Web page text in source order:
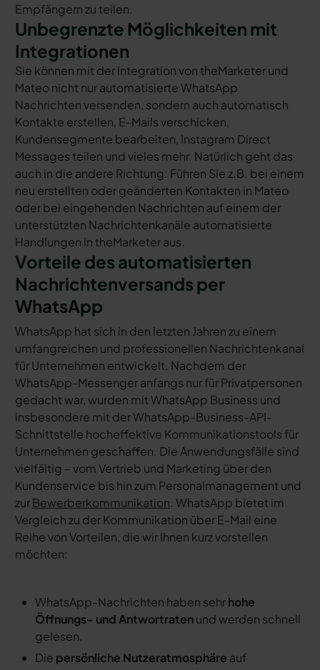
Empfängern zu teilen.
Unbegrenzte Möglichkeiten mit
Integrationen
Sie können mit der Integration von theMarketer und
Mateo nicht nur automatisierte WhatsApp
Nachrichten versenden, sondern auch automatisch
Kontakte erstellen, E-Mails verschicken,
Kundensegmente bearbeiten, Instagram Direct
Messages teilen und vieles mehr. Natürlich geht das
auch in die andere Richtung: Führen Sie z.B. bei einem
neu erstellten oder geänderten Kontakten in Mateo
oder bei eingehenden Nachrichten auf einem der
unterstützten Nachrichtenkanäle automatisierte
Handlungen in theMarketer aus.
Vorteile des automatisierten
Nachrichtenversands per
WhatsApp
WhatsApp hat sich in den letzten Jahren zu einem
umfangreichen und professionellen Nachrichtenkanal
für Unternehmen entwickelt. Nachdem der
WhatsApp-Messenger anfangs nur für Privatpersonen
gedacht war, wurden mit WhatsApp Business und
insbesondere mit der WhatsApp-Business-API-
Schnittstelle hocheffektive Kommunikationstools für
Unternehmen geschaffen. Die Anwendungsfälle sind
vielfältig – vom Vertrieb und Marketing über den
Kundenservice bis hin zum Personalmanagement und
zurBewerberkommunikation. WhatsApp bietet im
Vergleich zu der Kommunikation über E-Mail eine
Reihe von Vorteilen, die wir Ihnen kurz vorstellen
möchten:
WhatsApp-Nachrichten haben sehrhohe
Öffnungs- und Antwortratenund werden schnell
gelesen.
Die persönliche Nutzeratmosphäre auf